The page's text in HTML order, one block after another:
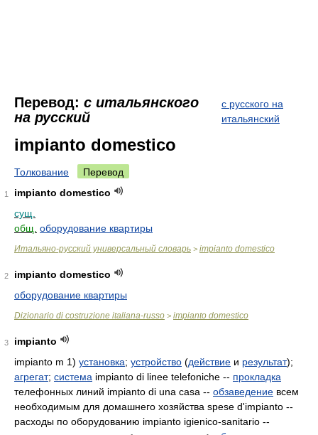
Перевод: с итальянского
на русский
с русского на
итальянский
impianto domestico
Толкование Перевод
1
impianto domestico
сущ.
общ. оборудование квартиры
Итальяно-русский универсальный словарь > impianto domestico
2
impianto domestico
оборудование квартиры
Dizionario di costruzione italiana-russo > impianto domestico
3
impianto
impianto m 1) установка; устройство (действие и результат);
агрегат; система impianto di linee telefoniche -- прокладка
телефонных линий impianto di una casa -- обзаведение всем
необходимым для домашнего хозяйства spese d'impianto --
расходы по оборудованию impianto igienico-sanitario --